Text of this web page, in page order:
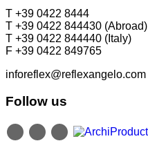
T +39 0422 8444
T +39 0422 844430 (Abroad)
T +39 0422 844440 (Italy)
F +39 0422 849765
inforeflex@reflexangelo.com
Follow us